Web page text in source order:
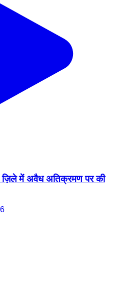
ज़िले में अवैध अतिक्रमण पर की